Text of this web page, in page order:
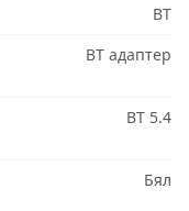
BT
BT адаптер
BT 5.4
Бял